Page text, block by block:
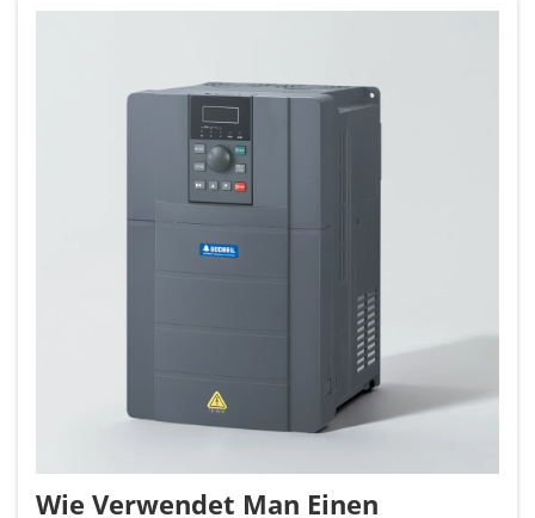
19 Jahren Erfahrung...
Wie Verwendet Man Einen